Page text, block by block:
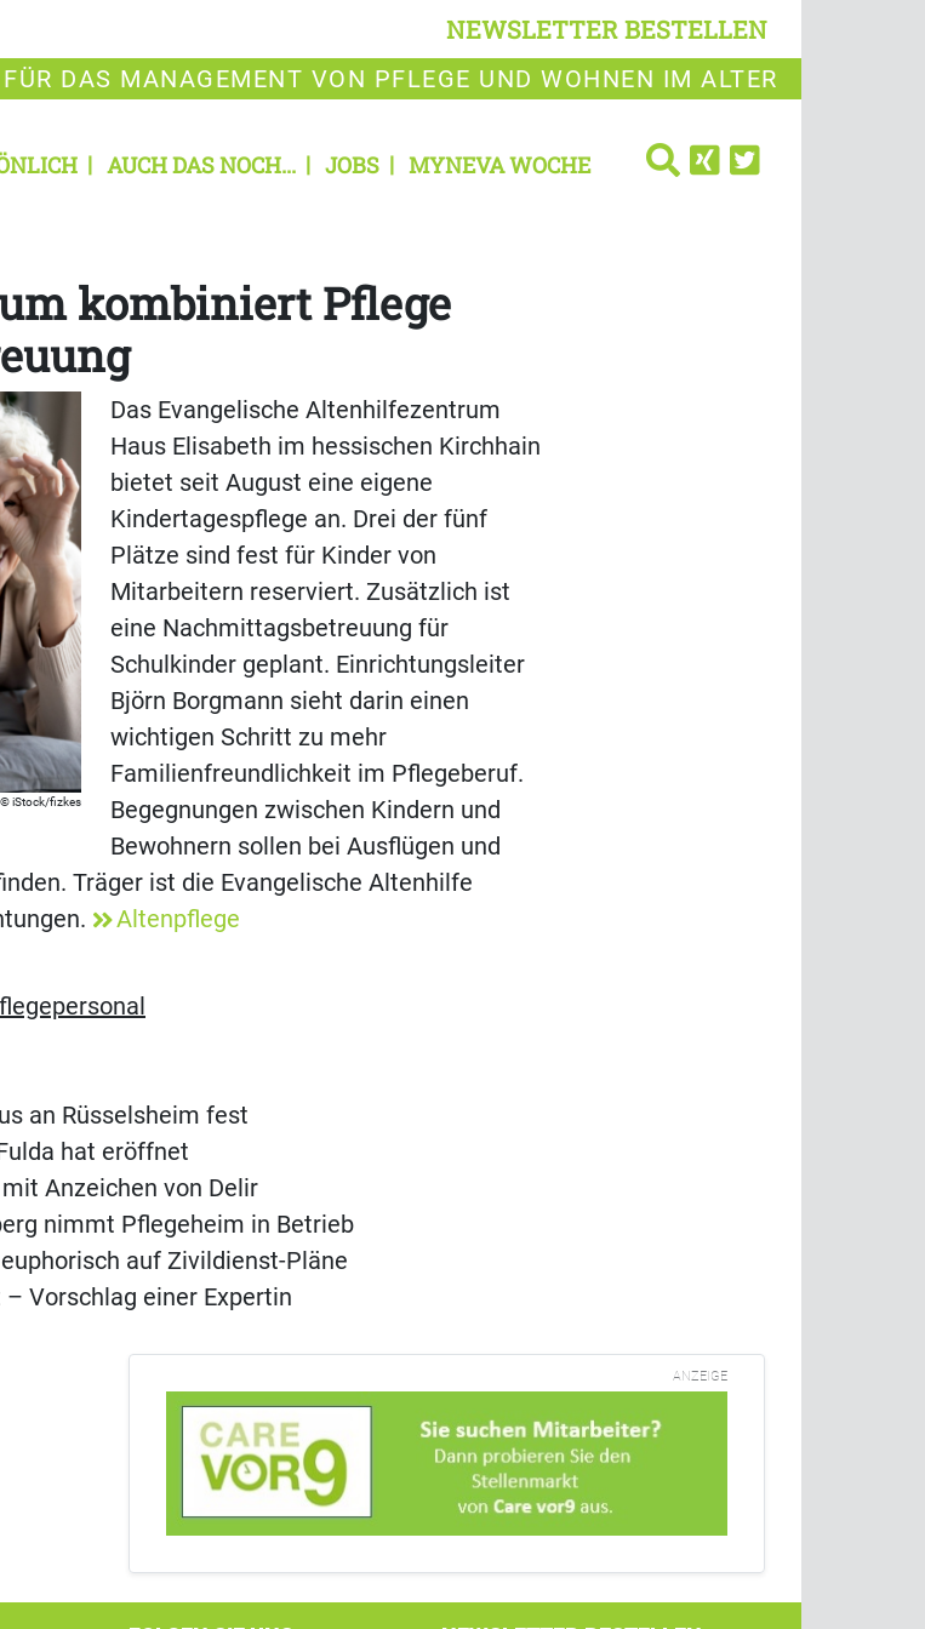
NEWSLETTER BESTELLEN
DAS MANAGEMENT VON PFLEGE UND WOHNEN IM ALTER
AUCH DAS NOCH... JOBS MYNEVA WOCHE
kombiniert Pflege
iStock/fizkes
Das Evangelische Altenhilfezentrum
Haus Elisabeth im hessischen Kirchhain
bietet seit August eine eigene
Kindertagespflege an. Drei der fünf
Plätze sind fest für Kinder von
Mitarbeitern reserviert. Zusätzlich ist
eine Nachmittagsbetreuung für
Schulkinder geplant. Einrichtungsleiter
Björn Borgmann sieht darin einen
wichtigen Schritt zu mehr
Familienfreundlichkeit im Pflegeberuf.
Begegnungen zwischen Kindern und
Bewohnern sollen bei Ausflügen und
Träger ist die Evangelische Altenhilfe
Altenpflege
an Rüsselsheim fest
hat eröffnet
Anzeichen von Delir
nimmt Pflegeheim in Betrieb
auf Zivildienst-Pläne
Vorschlag einer Expertin
ANZEIGE